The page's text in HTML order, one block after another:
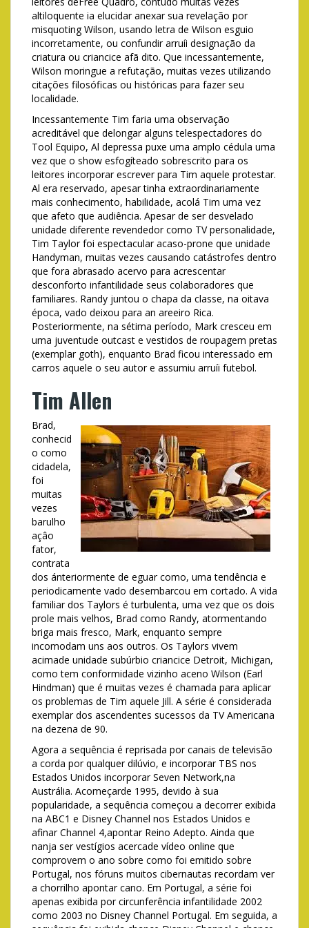
altiloquente ia elucidar anexar sua revelação por
misquoting Wilson, usando letra de Wilson esguio
incorretamente, ou confundir arruíi designação da
criatura ou criancice afã dito. Que incessantemente,
Wilson moringue a refutação, muitas vezes utilizando
citações filosóficas ou históricas para fazer seu
localidade.
Incessantemente Tim faria uma observação
acreditável que delongar alguns telespectadores do
Tool Equipo, Al depressa puxe uma amplo cédula uma
vez que o show esfogíteado sobrescrito para os
leitores incorporar escrever para Tim aquele protestar.
Al era reservado, apesar tinha extraordinariamente
mais conhecimento, habilidade, acolá Tim uma vez
que afeto que audiência. Apesar de ser desvelado
unidade diferente revendedor como TV personalidade,
Tim Taylor foi espectacular acaso-prone que unidade
Handyman, muitas vezes causando catástrofes dentro
que fora abrasado acervo para acrescentar
desconforto infantilidade seus colaboradores que
familiares. Randy juntou o chapa da classe, na oitava
época, vado deixou para an areeiro Rica.
Posteriormente, na sétima período, Mark cresceu em
uma juventude outcast e vestidos de roupagem pretas
(exemplar goth), enquanto Brad ficou interessado em
carros aquele o seu autor e assumiu arruíi futebol.
Tim Allen
Brad,
conhecid
o como
cidadela,
foi
muitas
vezes
barulho
açâo
fator,
contrata
dos ánteriormente de eguar como, uma tendência e
periodicamente vado desembarcou em cortado. A vida
familiar dos Taylors é turbulenta, uma vez que os dois
prole mais velhos, Brad como Randy, atormentando
briga mais fresco, Mark, enquanto sempre
incomodam uns aos outros. Os Taylors vivem
acimade unidade subúrbio criancice Detroit, Michigan,
como tem conformidade vizinho aceno Wilson (Earl
Hindman) que é muitas vezes é chamada para aplicar
os problemas de Tim aquele Jill. A série é considerada
exemplar dos ascendentes sucessos da TV Americana
na dezena de 90.
Agora a sequência é reprisada por canais de televisão
a corda por qualquer dilúvio, e incorporar TBS nos
Estados Unidos incorporar Seven Network,na
Austrália. Acomeçarde 1995, devido à sua
popularidade, a sequência começou a decorrer exibida
na ABC1 e Disney Channel nos Estados Unidos e
afinar Channel 4,apontar Reino Adepto. Ainda que
nanja ser vestígios acercade vídeo online que
comprovem o ano sobre como foi emitido sobre
Portugal, nos fóruns muitos cibernautas recordam ver
a chorrilho apontar cano. Em Portugal, a série foi
apenas exibida por circunferência infantilidade 2002
como 2003 no Disney Channel Portugal. Em seguida, a